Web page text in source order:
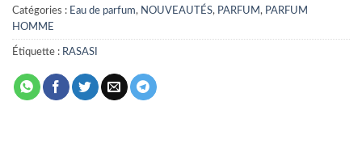
Catégories : Eau de parfum, NOUVEAUTÉS, PARFUM , PARFUM
HOMME
Étiquette : RASASI